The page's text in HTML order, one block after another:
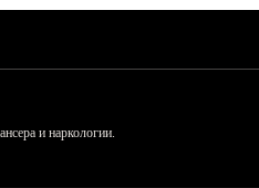
и наркологии.